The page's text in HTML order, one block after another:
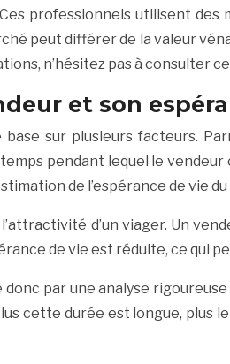
professionnels utilisent
peut différer de la valeur
n’hésitez pas à consulter
et son
sur plusieurs facteurs.
pendant lequel le
de l’espérance de vie
d’un viager. Un
de vie est réduite, ce
par une analyse
cette durée est longue, plus